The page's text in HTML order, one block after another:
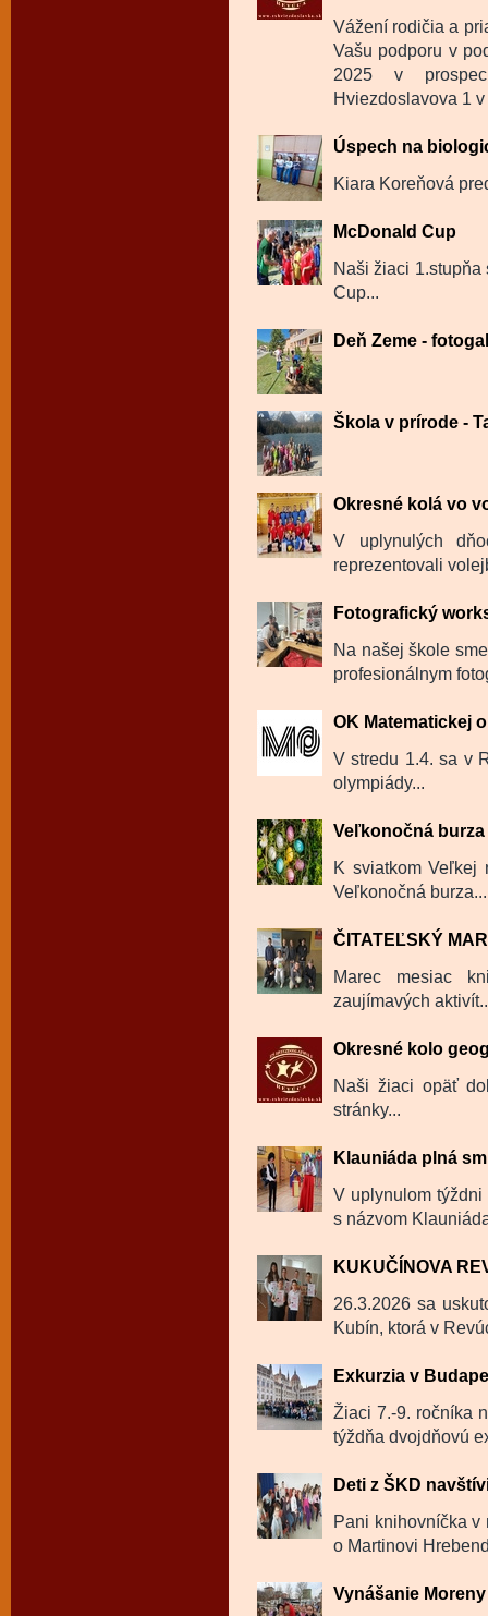
Vážení rodičia a
Vašu podporu v
2025 v
Hviezdoslavova 1
Úspech na
Kiara Koreňová
McDonald Cup
Naši žiaci
Cup...
Deň Zeme -
Škola v prírode -
Okresné kolá vo
V uplynulých
reprezentovali
Fotografický
Na našej škole
profesionálnym
OK Matematickej
V stredu 1.4. sa v
olympiády...
Veľkonočná burza
K sviatkom Veľkej
Veľkonočná burza...
ČITATEĽSKÝ
Marec mesiac
zaujímavých
Okresné kolo
Naši žiaci opäť
stránky...
Klauniáda plná
V uplynulom
s názvom
KUKUČÍNOVA
26.3.2026 sa
Kubín, ktorá v
Exkurzia v
Žiaci 7.-9. ročníka
týždňa dvojdňovú
Deti z ŠKD
Pani knihovníčka v
o Martinovi
Vynášanie